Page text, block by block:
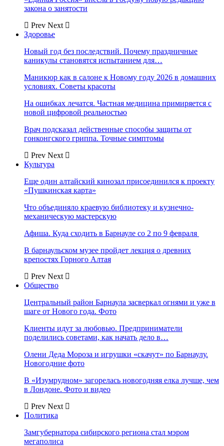
закона о занятости
Prev Next
Здоровье
Новый год без последствий. Почему праздничные
каникулы становятся испытанием для…
Маникюр как в салоне к Новому году 2026 в домашних
условиях. Советы красоты
На ошибках лечатся. Частная медицина примиряется с
новой цифровой реальностью
Врач подсказал действенные способы защиты от
гонконгского гриппа. Точные симптомы
Prev Next
Культура
Еще один алтайский кинозал присоединился к проекту
«Пушкинская карта»
Что объединяло краевую библиотеку и кузнечно-
механическую мастерскую
Афиша. Куда сходить в Барнауле со 2 по 9 февраля
В барнаульском музее пройдет лекция о древних
крепостях Горного Алтая
Prev Next
Общество
Центральный район Барнаула засверкал огнями и уже в
шаге от Нового года. Фото
Клиенты идут за любовью. Предприниматели
поделились советами, как начать дело в…
Олени Деда Мороза и игрушки «скачут» по Барнаулу.
Новогодние фото
В «Изумрудном» загорелась новогодняя елка лучше, чем
в Лондоне. Фото и видео
Prev Next
Политика
Замгубернатора сибирского региона стал мэром
мегаполиса